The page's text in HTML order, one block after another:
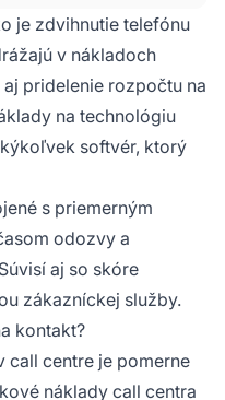
so
je zdvihnutie telefónu
v nákladoch
pridelenie rozpočtu na
na technológiu
softvér, ktorý
s priemerným
odozvy a
aj so skóre
zákazníckej služby.
kontakt?
call centre je pomerne
náklady call centra